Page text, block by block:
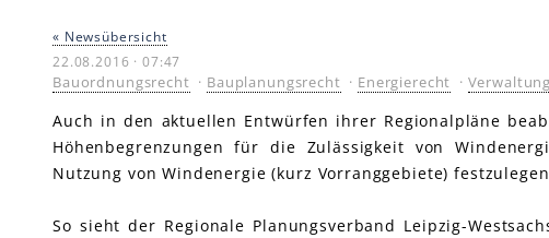
« Newsübersicht
22.08.2016 · 07:47
Bauordnungsrecht · Bauplanungsrecht · Energierecht ·
Auch in den aktuellen Entwürfen ihrer Regionalpläne
Höhenbegrenzungen für die Zulässigkeit von
Nutzung von Windenergie (kurz Vorranggebiete)
So sieht der Regionale Planungsverband Leipzig-